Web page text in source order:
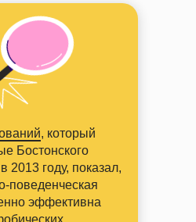
, который
Бостонского
2013 году, показал,
поведенческая
эффективна